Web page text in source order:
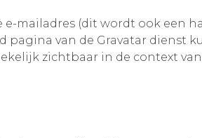
mailadres (dit wordt ook een
van de Gravatar dienst
zichtbaar in de context